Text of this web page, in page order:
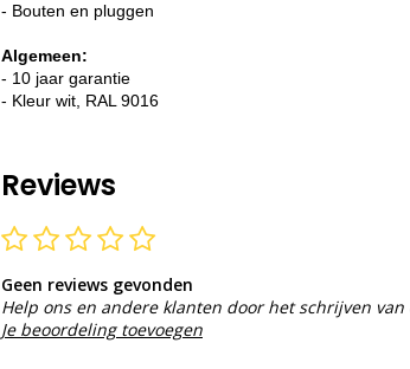
- Bouten en pluggen
Algemeen:
- 10 jaar garantie
- Kleur wit, RAL 9016
Reviews
Geen reviews gevonden
Help ons en andere klanten door het schrijven van
Je beoordeling toevoegen